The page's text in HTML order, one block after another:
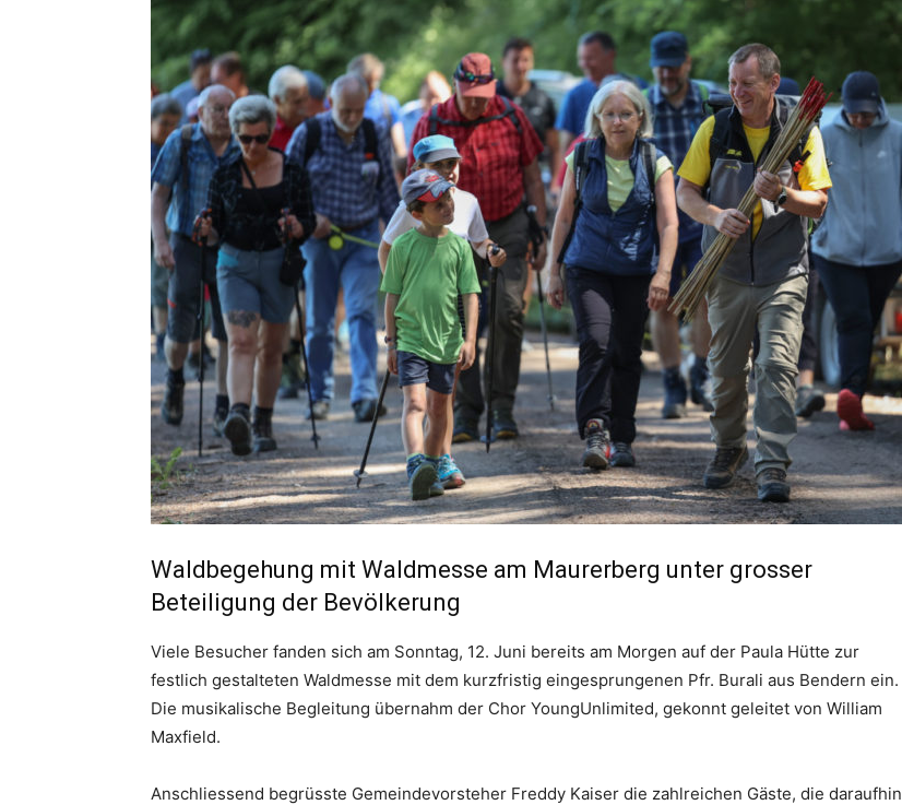
Waldbegehung mit Waldmesse am Maurerberg unter grosser
Beteiligung der Bevölkerung
Viele Besucher fanden sich am Sonntag, 12. Juni bereits am Morgen auf der Paula Hütte zur
festlich gestalteten Waldmesse mit dem kurzfristig eingesprungenen Pfr. Burali aus Bendern ein.
Die musikalische Begleitung übernahm der Chor YoungUnlimited, gekonnt geleitet von William
Maxfield.
Anschliessend begrüsste Gemeindevorsteher Freddy Kaiser die zahlreichen Gäste, die daraufhin